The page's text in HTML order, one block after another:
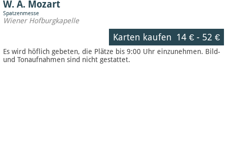
W. A. Mozart
Spatzenmesse
Wiener Hofburgkapelle
Karten kaufen 14 €- 52 €
Es wird höflich gebeten, die Plätze bis 9:00 Uhr einzunehmen. Bild-
und Tonaufnahmen sind nicht gestattet.